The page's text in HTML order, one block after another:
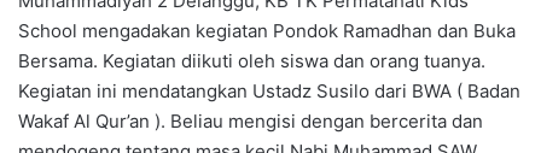
School mengadakan kegiatan Pondok Ramadhan dan Buka
Bersama. Kegiatan diikuti oleh siswa dan orang tuanya.
Kegiatan ini mendatangkan Ustadz Susilo dari BWA ( Badan
Wakaf Al Qur’an ). Beliau mengisi dengan bercerita dan